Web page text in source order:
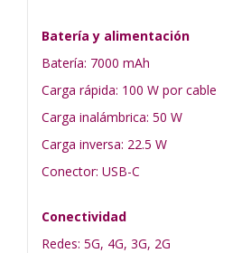
Batería y alimentación
Batería: 7000 mAh
Carga rápida: 100 W por cable
Carga inalámbrica: 50 W
Carga inversa: 22.5 W
Conector: USB-C
Conectividad
Redes: 5G, 4G, 3G, 2G